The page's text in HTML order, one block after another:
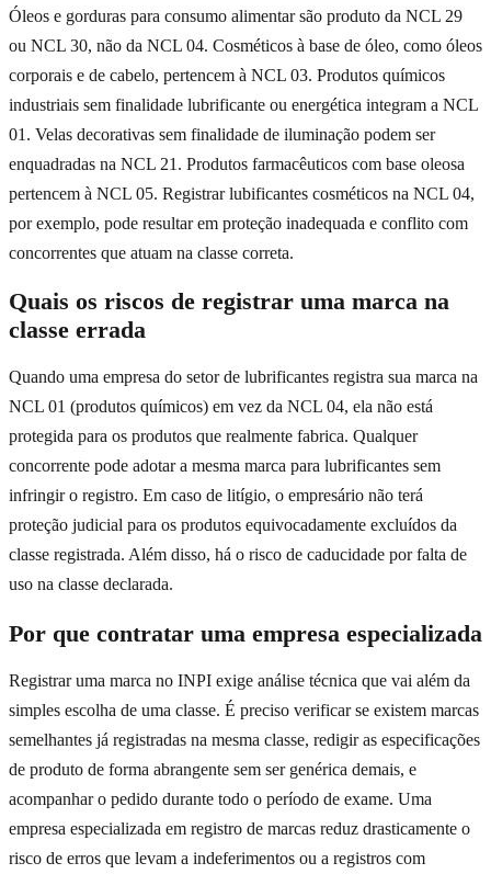
Óleos e gorduras para consumo alimentar são produto da NCL 29
ou NCL 30, não da NCL 04. Cosméticos à base de óleo, como óleos
corporais e de cabelo, pertencem à NCL 03. Produtos químicos
industriais sem finalidade lubrificante ou energética integram a NCL
01. Velas decorativas sem finalidade de iluminação podem ser
enquadradas na NCL 21. Produtos farmacêuticos com base oleosa
pertencem à NCL 05. Registrar lubificantes cosméticos na NCL 04,
por exemplo, pode resultar em proteção inadequada e conflito com
concorrentes que atuam na classe correta.
Quais os riscos de registrar uma marca na
classe errada
Quando uma empresa do setor de lubrificantes registra sua marca na
NCL 01 (produtos químicos) em vez da NCL 04, ela não está
protegida para os produtos que realmente fabrica. Qualquer
concorrente pode adotar a mesma marca para lubrificantes sem
infringir o registro. Em caso de litígio, o empresário não terá
proteção judicial para os produtos equivocadamente excluídos da
classe registrada. Além disso, há o risco de caducidade por falta de
uso na classe declarada.
Por que contratar uma empresa especializada
Registrar uma marca no INPI exige análise técnica que vai além da
simples escolha de uma classe. É preciso verificar se existem marcas
semelhantes já registradas na mesma classe, redigir as especificações
de produto de forma abrangente sem ser genérica demais, e
acompanhar o pedido durante todo o período de exame. Uma
empresa especializada em registro de marcas reduz drasticamente o
risco de erros que levam a indeferimentos ou a registros com